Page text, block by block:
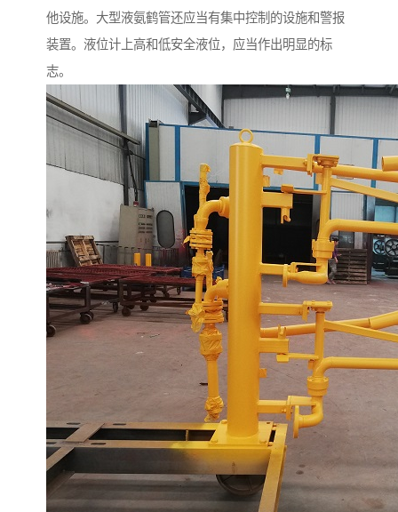
他设施。大型液氨鹤管还应当有集中控制的设施和警报
装置。液位计上高和低安全液位，应当作出明显的标
志。